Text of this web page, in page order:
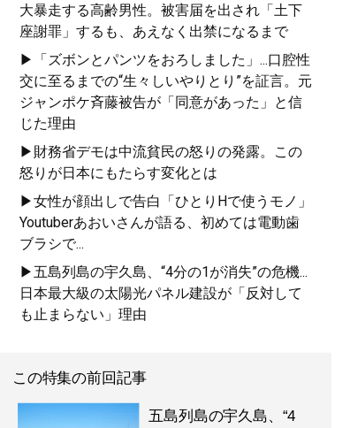
大暴走する高齢男性。被害届を出され「土下
座謝罪」するも、あえなく出禁になるまで
▶「ズボンとパンツをおろしました」...口腔性
交に至るまでの“生々しいやりとり”を証言。元
ジャンポケ斉藤被告が「同意があった」と信
じた理由
▶財務省デモは中流貧民の怒りの発露。この
怒りが日本にもたらす変化とは
▶女性が顔出しで告白「ひとりHで使うモノ」
Youtuberあおいさんが語る、初めては電動歯
ブラシで...
▶五島列島の宇久島、“4分の1が消失”の危機...
日本最大級の太陽光パネル建設が「反対して
も止まらない」理由
この特集の前回記事
五島列島の宇久島、“4